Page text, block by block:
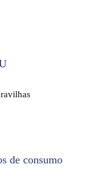
de consumo